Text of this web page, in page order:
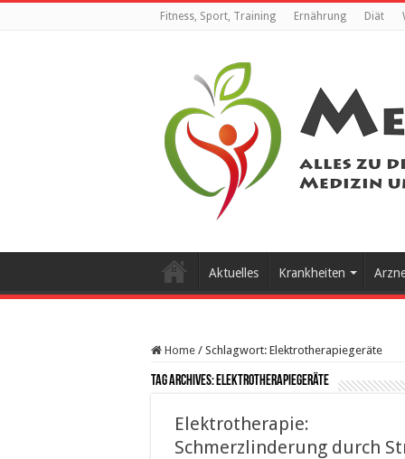
Fitness, Sport, Training Ernährung Diät
Aktuelles Krankheiten
Home / Schlagwort: Elektrotherapiegeräte
Tag Archives: Elektrotherapiegeräte
Elektrotherapie:
Schmerzlinderung durch